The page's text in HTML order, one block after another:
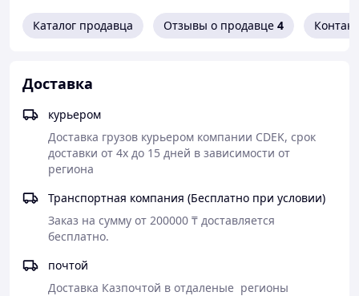
Каталог продавца Отзывы о продавце 4
Доставка
курьером
Доставка грузов курьером компании CDEK, срок
доставки от 4х до 15 дней в зависимости от
региона
Транспортная компания (Бесплатно при условии)
Заказ на сумму от 200000 ₸ доставляется
бесплатно.
почтой
Доставка Казпочтой в отдаленые  регионы